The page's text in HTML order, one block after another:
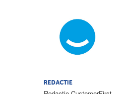
REDACTIE